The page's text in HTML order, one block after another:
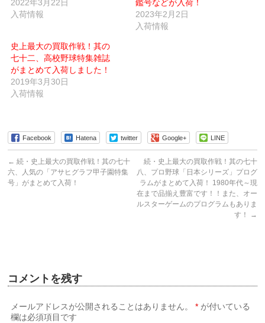
し
い
ウ
ウ
で
開
き
ま
す)
で
開
2022年3月22日
入荷情報
鑑号などが入荷！
2023年2月2日
入荷情報
史上最大の買取作戦！其の
七十二、高校野球特集雑誌
がまとめて入荷しました！
2019年3月30日
入荷情報
Facebook Hatena twitter Google+ LINE
← 続・史上最大の買取作戦！其の七十
六、人気の「アサヒグラフ甲子園特集
号」がまとめて入荷！
続・史上最大の買取作戦！其の七十
八、プロ野球「日本シリーズ」プログ
ラムがまとめて入荷！ 1980年代～現
在まで品揃え豊富です！！また、オー
ルスターゲームのプログラムもありま
す！
→
コメントを残す
メールアドレスが公開されることはありません。 * が付いている
欄は必須項目です